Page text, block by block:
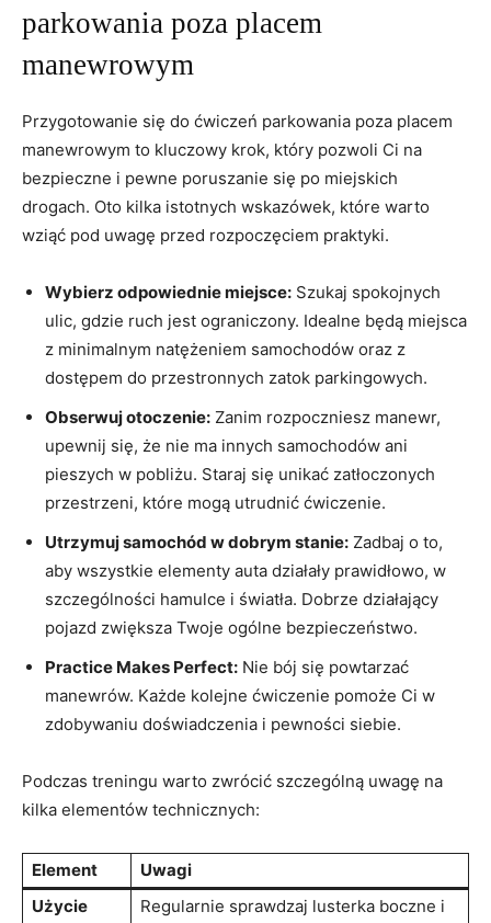
parkowania poza placem
manewrowym
Przygotowanie się do ćwiczeń parkowania poza placem
manewrowym to kluczowy krok, który pozwoli Ci na
bezpieczne i pewne poruszanie się po miejskich
drogach. Oto kilka istotnych wskazówek, które warto
wziąć pod uwagę przed rozpoczęciem praktyki.
Wybierz odpowiednie miejsce: Szukaj spokojnych
ulic, gdzie ruch jest ograniczony. Idealne będą miejsca
z minimalnym natężeniem samochodów oraz z
dostępem do przestronnych zatok parkingowych.
Obserwuj otoczenie: Zanim rozpoczniesz manewr,
upewnij się, że nie ma innych samochodów ani
pieszych w pobliżu. Staraj się unikać zatłoczonych
przestrzeni, które mogą utrudnić ćwiczenie.
Utrzymuj samochód w dobrym stanie: Zadbaj o to,
aby wszystkie elementy auta działały prawidłowo, w
szczególności hamulce i światła. Dobrze działający
pojazd zwiększa Twoje ogólne bezpieczeństwo.
Practice Makes Perfect: Nie bój się powtarzać
manewrów. Każde kolejne ćwiczenie pomoże Ci w
zdobywaniu doświadczenia i pewności siebie.
Podczas treningu warto zwrócić szczególną uwagę na
kilka elementów technicznych:
Element
Uwagi
Użycie
Regularnie sprawdzaj lusterka boczne i